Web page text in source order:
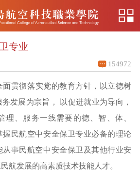
专业
154972
面贯彻落实党的教育方针，以立德树
发展为宗旨，
以促进就业为导向，
理、服务一线需要的德、智、体、
握民航空中安全保卫专业必备的理论
事民航空中安全保卫及其他行业安
航发展的高素质技术技能人才。